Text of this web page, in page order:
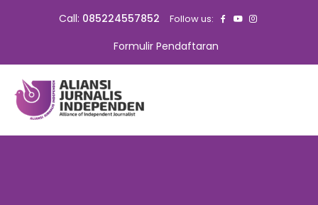
Call: 085224557852 Follow us:
Formulir Pendaftaran